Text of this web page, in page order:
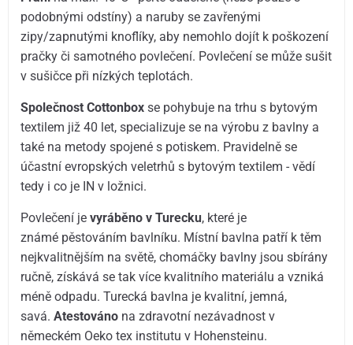
podobnými odstíny) a naruby se zavřenými
zipy/zapnutými knoflíky, aby nemohlo dojít k poškození
pračky či samotného povlečení. Povlečení se může sušit
v sušičce při nízkých teplotách.
Společnost Cottonbox se pohybuje na trhu s bytovým
textilem již 40 let, specializuje se na výrobu z bavlny a
také na metody spojené s potiskem. Pravidelně se
účastní evropských veletrhů s bytovým textilem - vědí
tedy i co je IN v ložnici.
Povlečení jevyráběno v Turecku, které je
známé pěstováním bavlníku. Místní bavlna patří k těm
nejkvalitnějším na světě, chomáčky bavlny jsou sbírány
ručně, získává se tak více kvalitního materiálu a vzniká
méně odpadu. Turecká bavlna je kvalitní, jemná,
savá.Atestováno na zdravotní nezávadnost v
německém Oeko tex institutu v Hohensteinu.